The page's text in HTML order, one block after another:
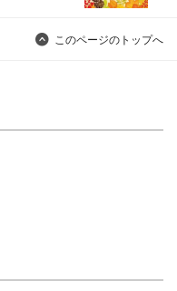
このページのトップへ